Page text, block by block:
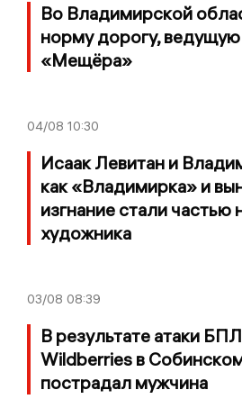
Во Владимирской
норму дорогу, ведущую
«Мещёра»
04/08 10:30
Исаак Левитан и
как «Владимирка» и
изгнание стали частью
художника
03/08 08:39
В результате атаки
Wildberries в
пострадал мужчина